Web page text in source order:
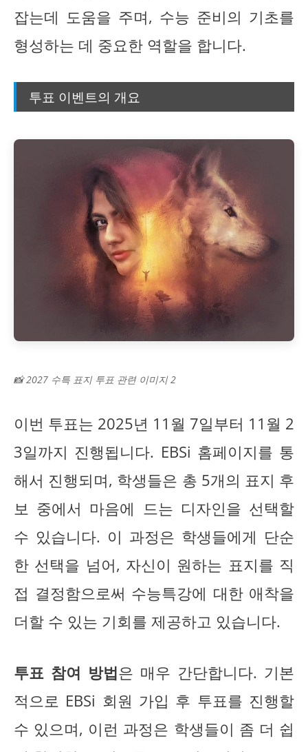
잡는데 도움을 주며, 수능 준비의 기초를
형성하는 데 중요한 역할을 합니다.
투표 이벤트의 개요
📸 2027 수특 표지 투표 관련 이미지 2
이번 투표는 2025년 11월 7일부터 11월 2
3일까지 진행됩니다. EBSi 홈페이지를 통
해서 진행되며, 학생들은 총 5개의 표지 후
보 중에서 마음에 드는 디자인을 선택할
수 있습니다. 이 과정은 학생들에게 단순
한 선택을 넘어, 자신이 원하는 표지를 직
접 결정함으로써 수능특강에 대한 애착을
더할 수 있는 기회를 제공하고 있습니다.
투표 참여 방법은 매우 간단합니다. 기본
적으로 EBSi 회원 가입 후 투표를 진행할
수 있으며, 이런 과정은 학생들이 좀 더 쉽